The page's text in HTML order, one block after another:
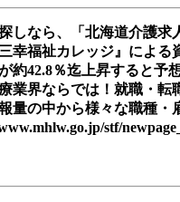
しなら、「北海道介護求
幸福祉カレッジ』による
約42.8％迄上昇すると
業界ならでは！就職・
量の中から様々な職種・
stf/